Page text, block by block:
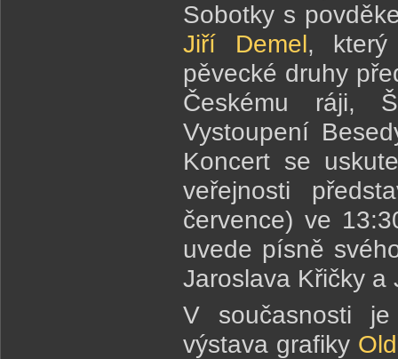
Sobotky s
Jiří Demel, který
pěvecké druhy
Českému ráji,
Vystoupení
Koncert se
veřejnosti
července) ve
uvede písně
Jaroslava Křičky a
V současnosti
výstava grafiky